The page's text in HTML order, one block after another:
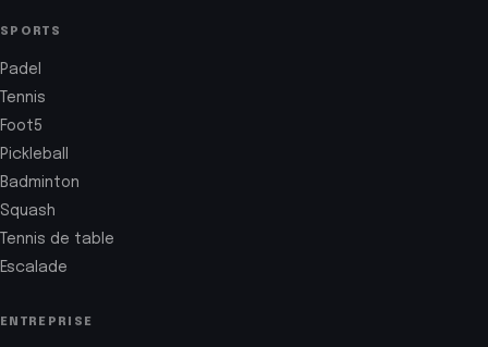
SPORTS
Padel
Tennis
Foot5
Pickleball
Badminton
Squash
Tennis de table
Escalade
ENTREPRISE